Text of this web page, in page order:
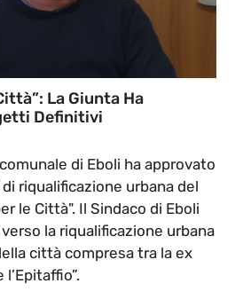
La Giunta Ha
Definitivi
di Eboli ha approvato
riqualificazione urbana del
le Città". Il Sindaco di Eboli
la riqualificazione urbana
città compresa tra la ex